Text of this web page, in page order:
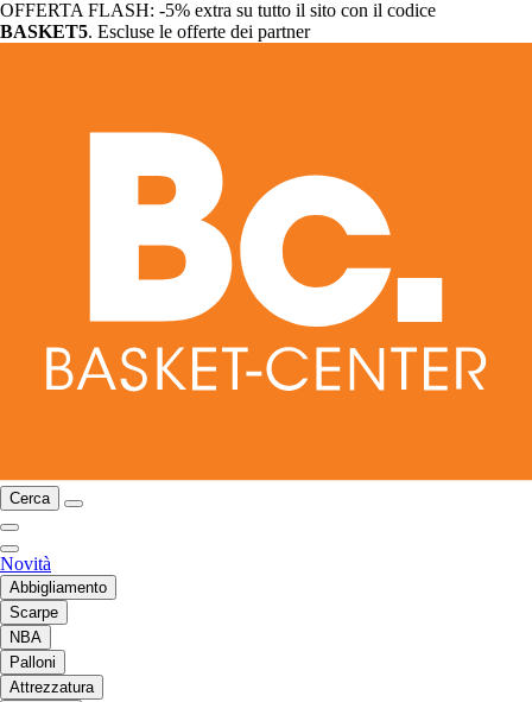
OFFERTA FLASH: -5% extra su tutto il sito con il codice
BASKET5. Escluse le offerte dei partner
Cerca
Novità
Abbigliamento
Scarpe
NBA
Palloni
Attrezzatura